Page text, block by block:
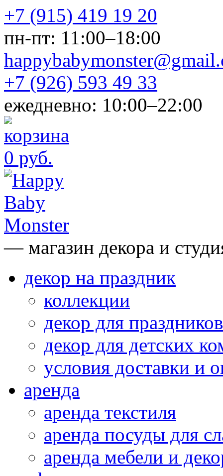
+7 (915) 419 19 20
пн-пт: 11:00–18:00
+7 (926) 593 49 33
ежедневно: 10:00–22:00
0 руб.
— магазин декора и
декор на праздник
коллекции
декор для праздников
декор для детских
условия доставки и
аренда
аренда текстиля
аренда посуды для
аренда мебели и